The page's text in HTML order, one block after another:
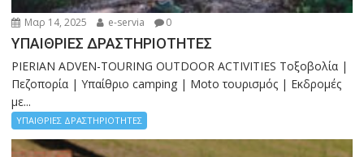
Μαρ 14, 2025 e-servia 0
ΥΠΑΙΘΡΙΕΣ ΔΡΑΣΤΗΡΙΟΤΗΤΕΣ
PIERIAN ADVEN-TOURING OUTDOOR ACTIVITIES Τοξοβολία |
Πεζοπορία | Υπαίθριο camping | Moto τουρισμός | Εκδρομές
με...
ΥΠΑΙΘΡΙΕΣ ΔΡΑΣΤΗΡΙΟΤΗΤΕΣ